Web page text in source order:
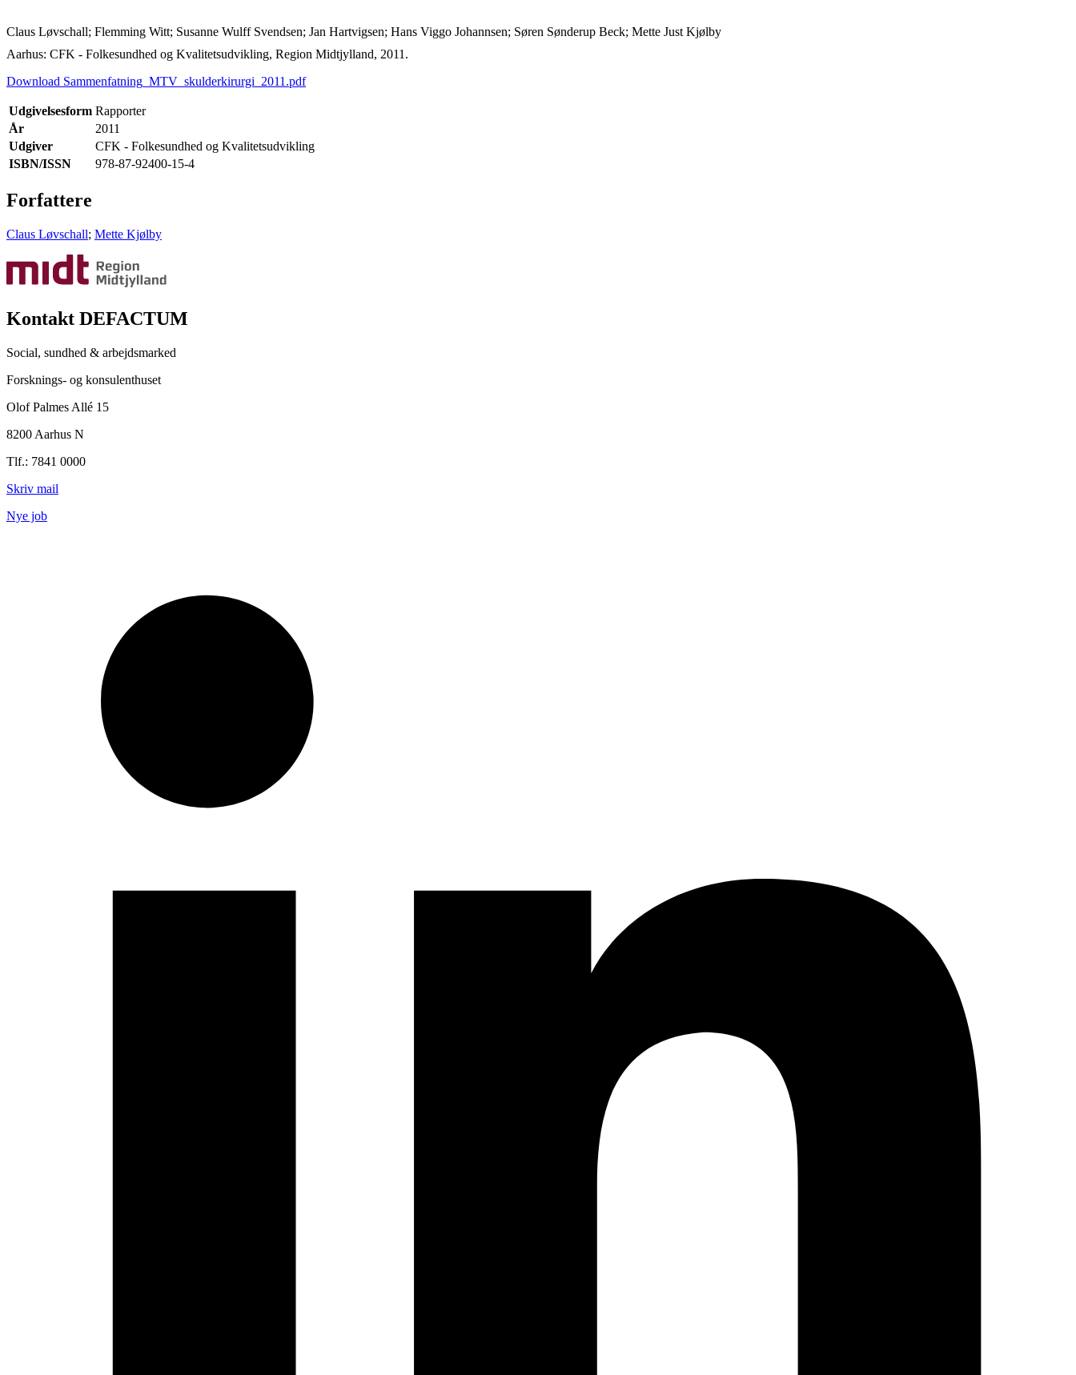
Claus Løvschall; Flemming Witt; Susanne Wulff Svendsen; Jan Hartvigsen; Hans Viggo Johannsen; Søren Sønderup Beck; Mette Just Kjølby
Aarhus: CFK - Folkesundhed og Kvalitetsudvikling, Region Midtjylland, 2011.
Download Sammenfatning_MTV_skulderkirurgi_2011.pdf
Udgivelsesform Rapporter
År
2011
Udgiver
CFK - Folkesundhed og Kvalitetsudvikling
ISBN/ISSN
978-87-92400-15-4
Forfattere
Claus Løvschall; Mette Kjølby
Kontakt DEFACTUM
Social, sundhed & arbejdsmarked
Forsknings- og konsulenthuset
Olof Palmes Allé 15
8200 Aarhus N
Tlf.: 7841 0000
Skriv mail
Nye job